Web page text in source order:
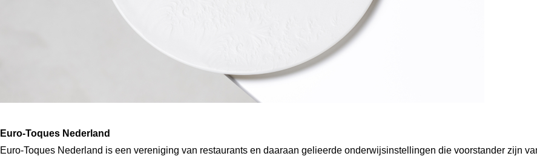
Euro-Toques Nederland
Euro-Toques Nederland is een vereniging van restaurants en daaraan gelieerde onderwijsinstellingen die voorstander zijn